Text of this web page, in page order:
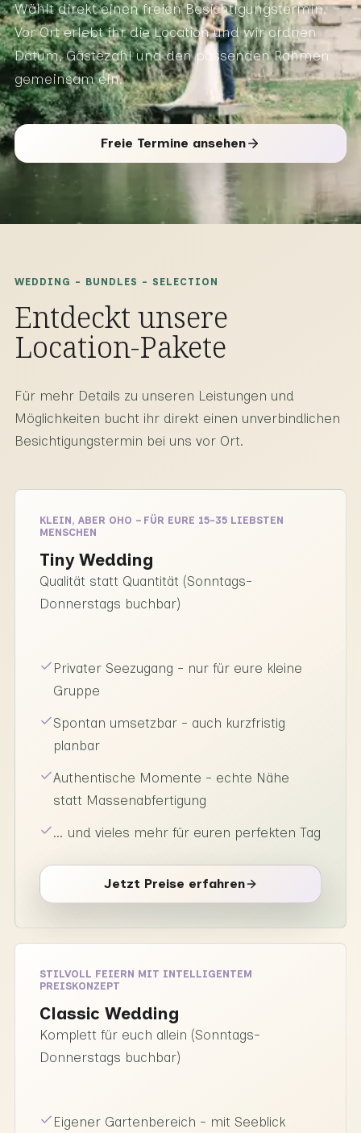
Wählt direkt einen freien Besichtigungstermin.
Vor Ort erlebt ihr die Location und wir ordnen
Datum, Gästezahl und den passenden Rahmen
gemeinsam ein.
Freie Termine ansehen
WEDDING - BUNDLES - SELECTION
Entdeckt unsere
Location-Pakete
Für mehr Details zu unseren Leistungen und
Möglichkeiten bucht ihr direkt einen unverbindlichen
Besichtigungstermin bei uns vor Ort.
KLEIN, ABER OHO – FÜR EURE 15-35 LIEBSTEN
MENSCHEN
Tiny Wedding
Qualität statt Quantität (Sonntags-
Donnerstags buchbar)
Privater Seezugang - nur für eure kleine
Gruppe
Spontan umsetzbar - auch kurzfristig
planbar
Authentische Momente - echte Nähe
statt Massenabfertigung
… und vieles mehr für euren perfekten Tag
Jetzt Preise erfahren
STILVOLL FEIERN MIT INTELLIGENTEM
PREISKONZEPT
Classic Wedding
Komplett für euch allein (Sonntags-
Donnerstags buchbar)
Eigener Gartenbereich - mit Seeblick